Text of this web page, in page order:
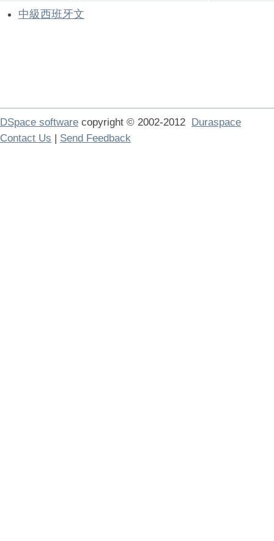
中級西班牙文
DSpace software copyright © 2002-2012 Duraspace
Contact Us | Send Feedback